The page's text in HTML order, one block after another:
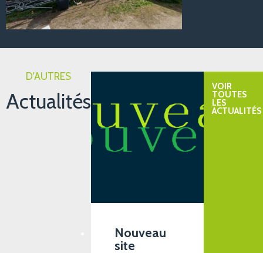
D'AUTRES
Actualités
Nouveau
site
VOIR
TOUTES
LES
ACTUALITÉS